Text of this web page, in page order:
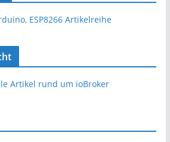
ESP8266 Artikelreihe
Artikel rund um ioBroker